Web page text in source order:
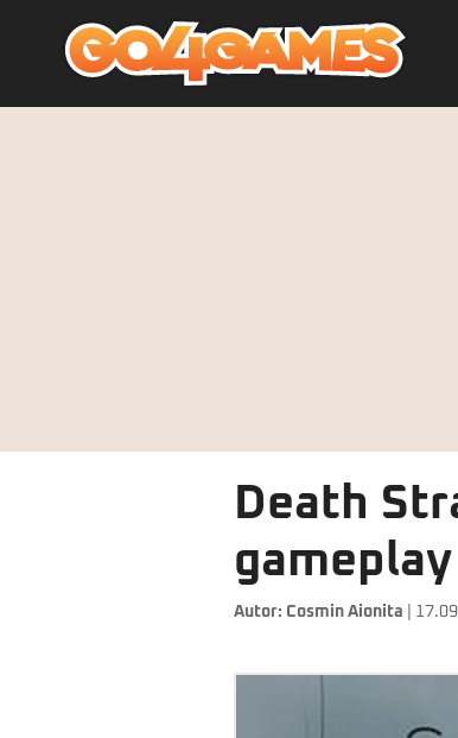
Death
gameplay
Autor: Cosmin Aionita |